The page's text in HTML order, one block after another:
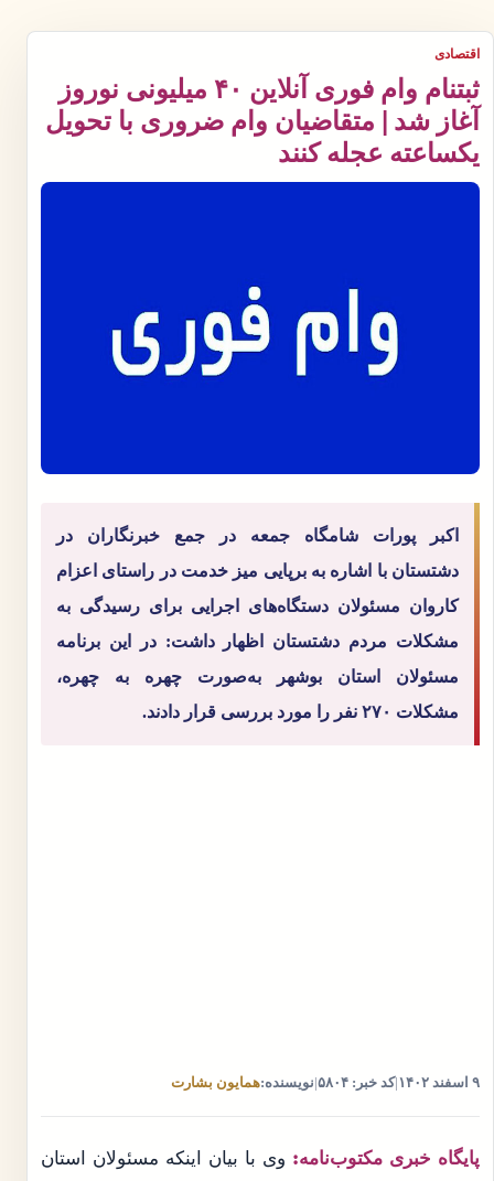
اقتصادی
ثبتنام وام فوری آنلاین ۴۰ میلیونی نوروز
آغاز شد | متقاضیان وام ضروری با تحویل
یکساعته عجله کنند
اکبر پورات شامگاه جمعه در جمع خبرنگاران در
دشتستان با اشاره به برپایی میز خدمت در راستای اعزام
کاروان مسئولان دستگاه‌های اجرایی برای رسیدگی به
مشکلات مردم دشتستان اظهار داشت: در این برنامه
مسئولان استان بوشهر به‌صورت چهره به چهره،
مشکلات ۲۷۰ نفر را مورد بررسی قرار دادند.
۹ اسفند ۱۴۰۲ |کد خبر: ۵۸۰۴ نویسنده:همایون بشارت
پایگاه خبری مکتوب‌نامه: وی با بیان اینکه مسئولان استان